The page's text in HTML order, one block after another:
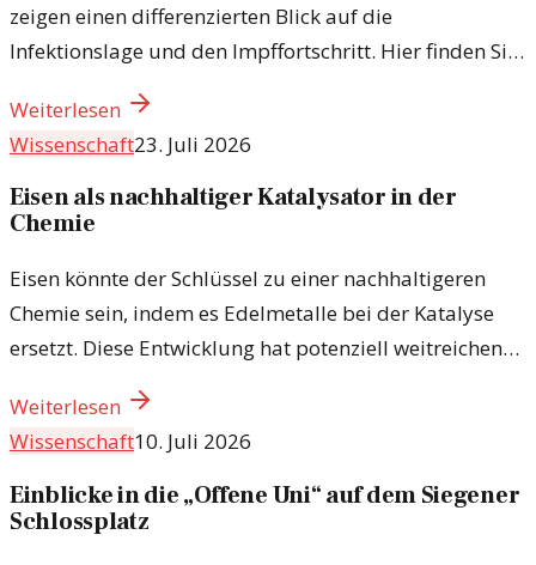
zeigen einen differenzierten Blick auf die
Infektionslage und den Impffortschritt. Hier finden Sie
Weiterlesen
Wissenschaft23. Juli 2026
Eisen als nachhaltiger Katalysator in der
Chemie
Eisen könnte der Schlüssel zu einer nachhaltigeren
Chemie sein, indem es Edelmetalle bei der Katalyse
ersetzt. Diese Entwicklung hat potenziell weitreichende
Weiterlesen
Wissenschaft10. Juli 2026
Einblicke in die „Offene Uni“ auf dem Siegener
Schlossplatz